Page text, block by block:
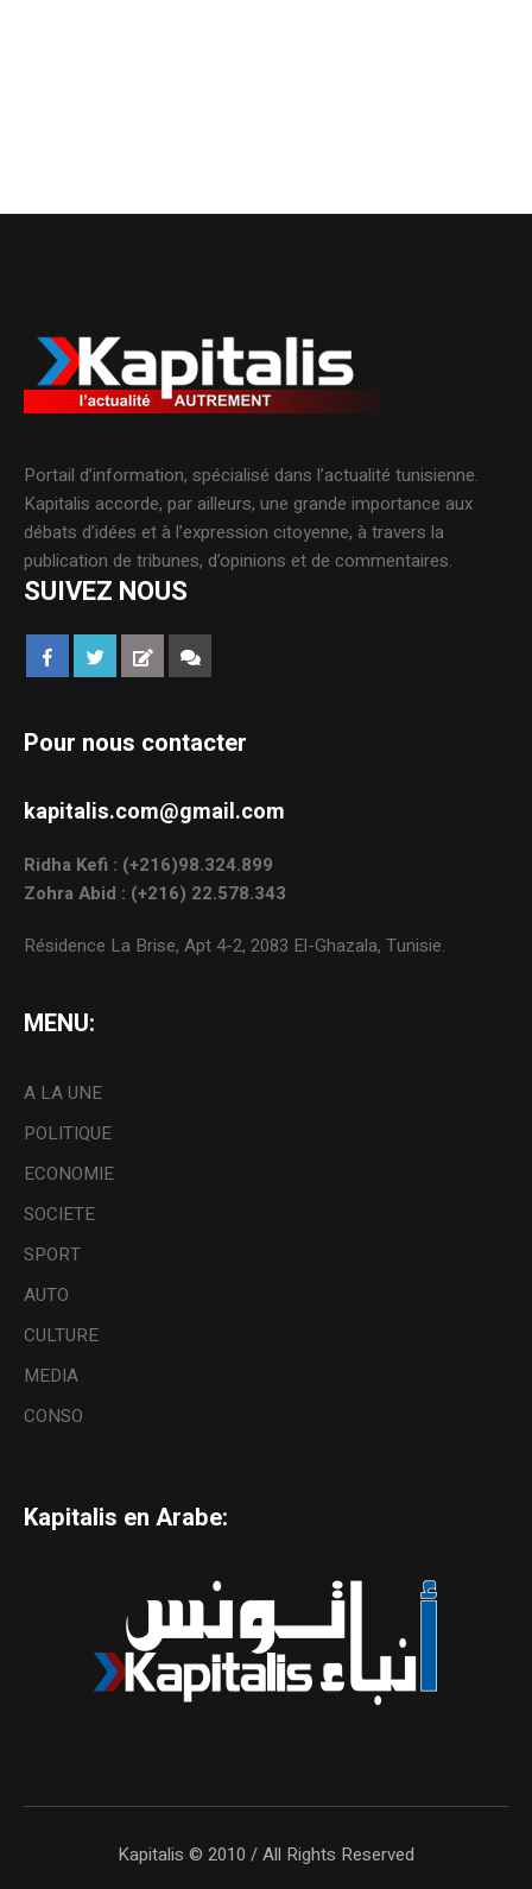
Portail d’information, spécialisé dans l’actualité tunisienne.
Kapitalis accorde, par ailleurs, une grande importance aux
débats d’idées et à l’expression citoyenne, à travers la
publication de tribunes, d’opinions et de commentaires.
SUIVEZ NOUS
Pour nous contacter
kapitalis.com@gmail.com
Ridha Kefi : (+216)98.324.899
Zohra Abid : (+216) 22.578.343
Résidence La Brise, Apt 4-2, 2083 El-Ghazala, Tunisie.
MENU:
A LA UNE
POLITIQUE
ECONOMIE
SOCIETE
SPORT
AUTO
CULTURE
MEDIA
CONSO
Kapitalis en Arabe:
Kapitalis © 2010 / All Rights Reserved